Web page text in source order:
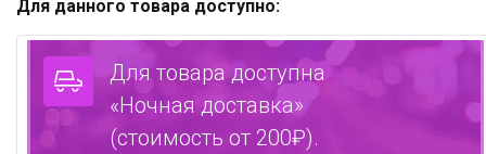
Для данного товара доступно:
Для товара доступна
«Ночная доставка»
(стоимость от 200₽).